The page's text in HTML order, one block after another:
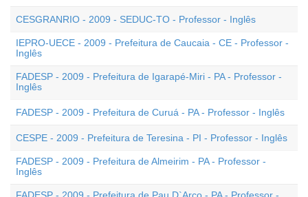
CESGRANRIO - 2009 - SEDUC-TO - Professor - Inglês
IEPRO-UECE - 2009 - Prefeitura de Caucaia - CE - Professor -
Inglês
FADESP - 2009 - Prefeitura de Igarapé-Miri - PA - Professor -
Inglês
FADESP - 2009 - Prefeitura de Curuá - PA - Professor - Inglês
CESPE - 2009 - Prefeitura de Teresina - PI - Professor - Inglês
FADESP - 2009 - Prefeitura de Almeirim - PA - Professor -
Inglês